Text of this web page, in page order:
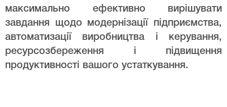
максимально ефективно вирішувати
завдання щодо модернізації підприємства,
автоматизації виробництва і керування,
ресурсозбереження і підвищення
продуктивності вашого устаткування.